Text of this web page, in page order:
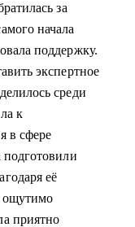
за
начала
поддержку.
экспертное
среди
к
в сфере
подготовили
её
ощутимо
приятно